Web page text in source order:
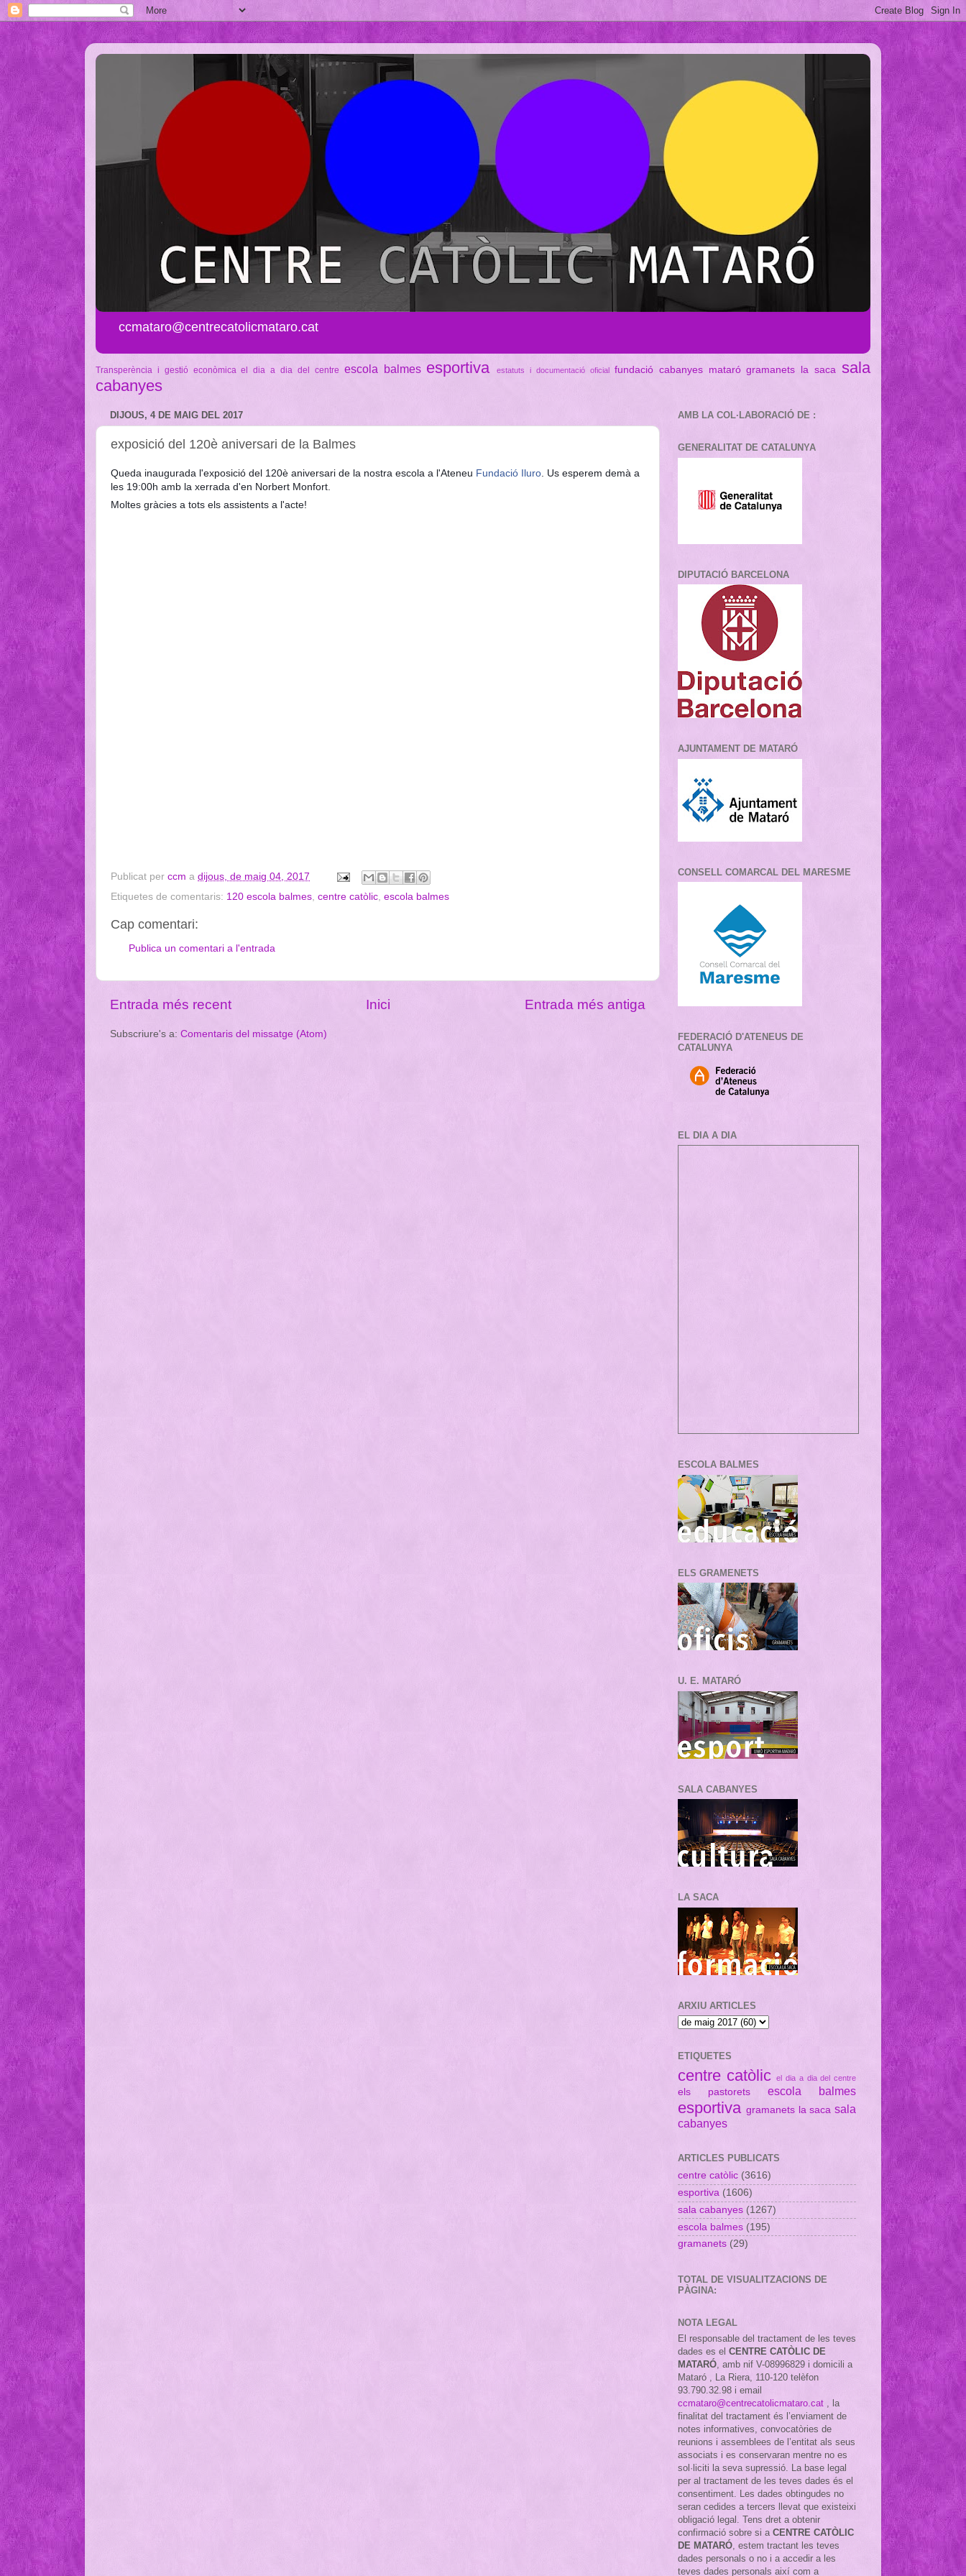
ccmataro@centrecatolicmataro.cat
Transperència i gestió econòmica el dia a dia del centre escola balmes esportiva estatuts i documentació oficial fundació cabanyes mataró gramanets la saca
sala
cabanyes
DIJOUS, 4 DE MAIG DEL 2017
exposició del 120è aniversari de la Balmes
Queda inaugurada l'exposició del 120è aniversari de la nostra escola a l'Ateneu Fundació Iluro . Us esperem demà a
les 19:00h amb la xerrada d'en Norbert Monfort.
Moltes gràcies a tots els assistents a l'acte!
Publicat per ccm a dijous, de maig 04, 2017
Etiquetes de comentaris: 120 escola balmes, centre catòlic, escola balmes
Cap comentari:
Publica un comentari a l'entrada
Entrada més recent Entrada més antiga
Inici
Subscriure's a: Comentaris del missatge (Atom)
AMB LA COL·LABORACIÓ DE :
GENERALITAT DE CATALUNYA
DIPUTACIÓ BARCELONA
AJUNTAMENT DE MATARÓ
CONSELL COMARCAL DEL MARESME
FEDERACIÓ D'ATENEUS DE
CATALUNYA
EL DIA A DIA
ESCOLA BALMES
ELS GRAMENETS
U. E. MATARÓ
SALA CABANYES
LA SACA
ARXIU ARTICLES
ETIQUETES
centre catòlic el dia a dia del centre
els pastorets escola balmes
esportiva gramanets la saca sala
cabanyes
ARTICLES PUBLICATS
centre catòlic (3616)
esportiva (1606)
sala cabanyes (1267)
escola balmes (195)
gramanets (29)
TOTAL DE VISUALITZACIONS DE
PÀGINA:
NOTA LEGAL
El responsable del tractament de les teves
dades es el CENTRE CATÒLIC DE
MATARÓ, amb nif V-08996829 i domicili a
Mataró , La Riera, 110-120 telèfon
93.790.32.98 i email
ccmataro@centrecatolicmataro.cat , la
finalitat del tractament és l’enviament de
notes informatives, convocatòries de
reunions i assemblees de l’entitat als seus
associats i es conservaran mentre no es
sol·liciti la seva supressió. La base legal
per al tractament de les teves dades és el
consentiment. Les dades obtingudes no
seran cedides a tercers llevat que existeixi
obligació legal. Tens dret a obtenir
confirmació sobre si a CENTRE CATÒLIC
DE MATARÓ, estem tractant les teves
dades personals o no i a accedir a les
teves dades personals així com a